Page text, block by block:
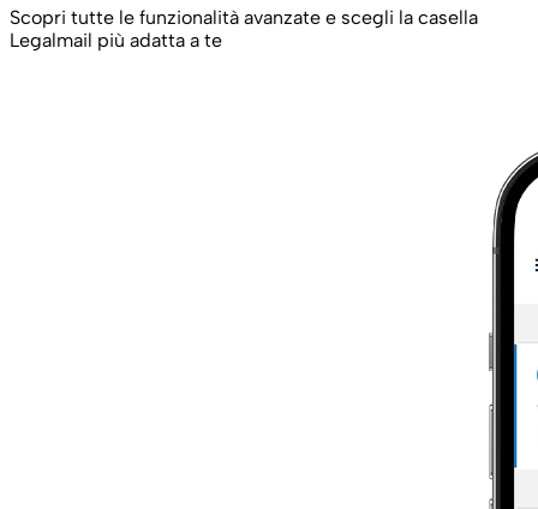
Scopri tutte le funzionalità avanzate e scegli la casella
Legalmail più adatta a te